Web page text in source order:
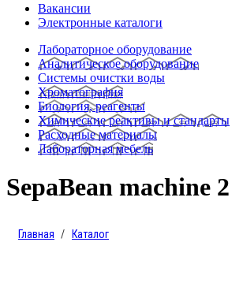
Вакансии
Электронные каталоги
Лабораторное оборудование
Аналитическое оборудование
Системы очистки воды
Хроматография
Биология, реагенты
Химические реактивы и стандарты
Расходные материалы
Лабораторная мебель
SepaBean machine 2
Главная Каталог